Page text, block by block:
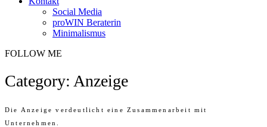
Social Media
proWIN Beraterin
Minimalismus
FOLLOW ME
Category: Anzeige
Die Anzeige verdeutlicht eine Zusammenarbeit mit
Unternehmen.